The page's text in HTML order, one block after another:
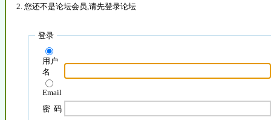
您还不是论坛会员,请先登录论坛
登录
用户
名
Email
密 码